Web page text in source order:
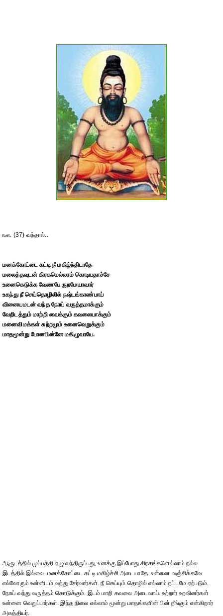
௩௭. (37) வந்தால்..
மனக்கோட்டை கட்டி நீ மகிழ்ந்திடாதே
மலைத்தவுடன் கிரகமெல்லாம் கொடியதாச்சே
உனைகெடுக்க வேணபே ருறமேயாவார்
உகந்து நீ செய்தொழிலில் நஷ்டங்காண்பாய்
வினையமடன் வந்த நோய் வருத்தமாக்கும்
வேறிடத்தும் மாற்றி வைக்கும் கவலையாக்கும்
மனைவிமக்கள் சுற்றமும் உனைவெறுக்கும்
மாதமூன்று போனபின்னே மகிழுவாயே.
ஆரூடத்தில் முப்பத்தி ஏழு வந்திருப்பது, உனக்கு இப்போது கிரகங்களெல்லாம் நல்ல
இடத்தில் இல்லை. மனக்கோட்டை கட்டி மகிழ்ச்சி அடையாதே. உன்னை வஞ்சிக்கவே
எல்லோரும் உன்னிடம் வந்து சேர்வார்கள். நீ செய்யும் தொழில் எல்லாம் நட்டமே ஏற்படும்.
நோய் வந்து வருத்தம் கொடுக்கும். இடம் மாறி கவலை அடைவாய். உற்றார் உறவினர்கள்
உன்னை வெறுப்பார்கள். இந்த நிலை எல்லாம் மூன்று மாதங்களின் பின் நீங்கும் என்கிறார்
அகத்தியர்.